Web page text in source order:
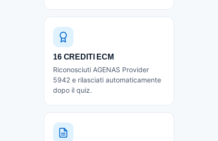
16 CREDITI ECM
Riconosciuti AGENAS Provider
5942 e rilasciati automaticamente
dopo il quiz.